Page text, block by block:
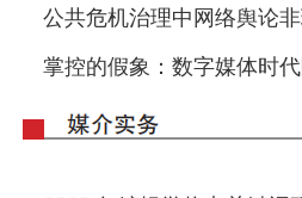
公共危机治理中网络舆论
掌控的假象：数字媒体时